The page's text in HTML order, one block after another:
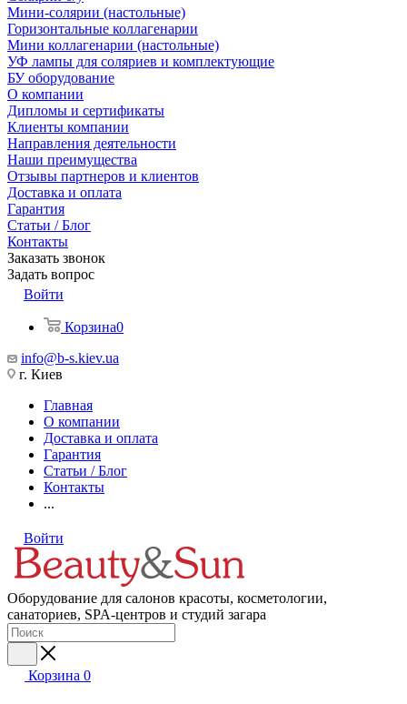
Мини-солярии (настольные)
Горизонтальные коллагенарии
Мини коллагенарии (настольные)
УФ лампы для соляриев и комплектующие
БУ оборудование
О компании
Дипломы и сертификаты
Клиенты компании
Направления деятельности
Наши преимущества
Отзывы партнеров и клиентов
Доставка и оплата
Гарантия
Статьи / Блог
Контакты
Заказать звонок
Задать вопрос
Войти
Корзина0
info@b-s.kiev.ua
г. Киев
Главная
О компании
Доставка и оплата
Гарантия
Статьи / Блог
Контакты
...
Войти
Оборудование для салонов красоты, косметологии,
санаториев, SPA-центров и студий загара
Корзина 0